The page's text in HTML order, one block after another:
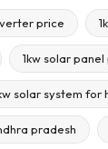
price
1kw solar
solar system for
pradesh